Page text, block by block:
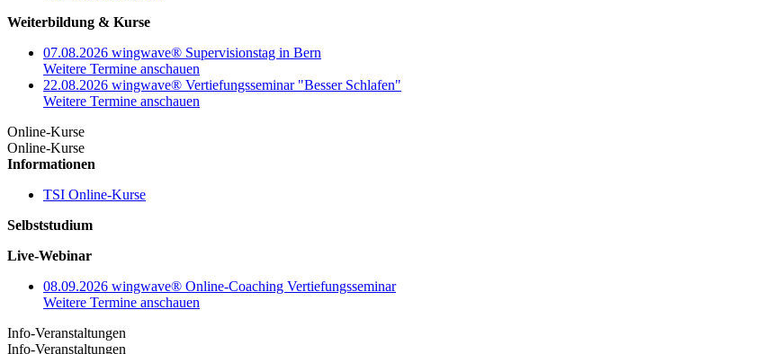
Weiterbildung & Kurse
07.08.2026 wingwave® Supervisionstag in Bern
Weitere Termine anschauen
22.08.2026 wingwave® Vertiefungsseminar "Besser Schlafen"
Weitere Termine anschauen
Online-Kurse
Online-Kurse
Informationen
TSI Online-Kurse
Selbststudium
Live-Webinar
08.09.2026 wingwave® Online-Coaching Vertiefungsseminar
Weitere Termine anschauen
Info-Veranstaltungen
Info-Veranstaltungen